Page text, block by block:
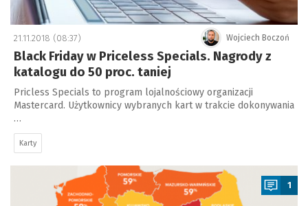
Wojciech Boczoń
21.11.2018 (08:37)
Black Friday w Priceless Specials. Nagrody z
katalogu do 50 proc. taniej
Pricless Specials to program lojalnościowy organizacji
Mastercard. Użytkownicy wybranych kart w trakcie dokonywania
…
Karty
a
1